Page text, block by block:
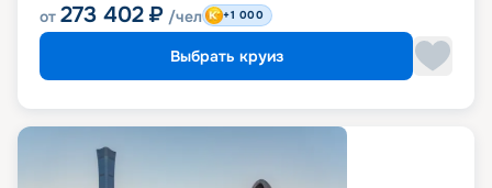
от 273 402 ₽ /чел +1 000
Выбрать круиз